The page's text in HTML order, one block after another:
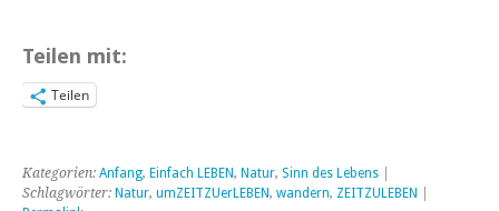
Teilen mit:
Teilen
Kategorien: Anfang, Einfach LEBEN, Natur, Sinn des Lebens
Schlagwörter: Natur, umZEITZUerLEBEN, wandern, ZEITZULEBEN